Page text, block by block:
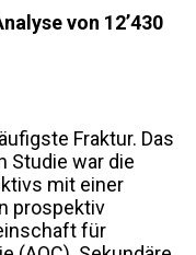
von 12’430
Fraktur. Das
Studie war die
mit einer
prospektiv
für